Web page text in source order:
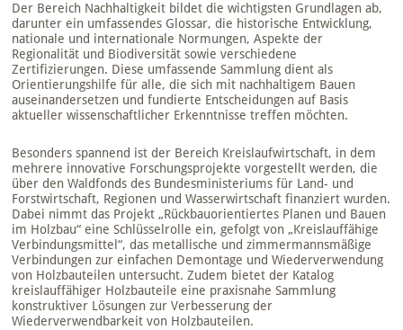
Der Bereich Nachhaltigkeit bildet die wichtigsten Grundlagen ab,
darunter ein umfassendes Glossar, die historische Entwicklung,
nationale und internationale Normungen, Aspekte der
Regionalität und Biodiversität sowie verschiedene
Zertifizierungen. Diese umfassende Sammlung dient als
Orientierungshilfe für alle, die sich mit nachhaltigem Bauen
auseinandersetzen und fundierte Entscheidungen auf Basis
aktueller wissenschaftlicher Erkenntnisse treffen möchten.
Besonders spannend ist der Bereich Kreislaufwirtschaft, in dem
mehrere innovative Forschungsprojekte vorgestellt werden, die
über den Waldfonds des Bundesministeriums für Land- und
Forstwirtschaft, Regionen und Wasserwirtschaft finanziert wurden.
Dabei nimmt das Projekt „Rückbauorientiertes Planen und Bauen
im Holzbau“ eine Schlüsselrolle ein, gefolgt von „Kreislauffähige
Verbindungsmittel“, das metallische und zimmermannsmäßige
Verbindungen zur einfachen Demontage und Wiederverwendung
von Holzbauteilen untersucht. Zudem bietet der Katalog
kreislauffähiger Holzbauteile eine praxisnahe Sammlung
konstruktiver Lösungen zur Verbesserung der
Wiederverwendbarkeit von Holzbauteilen.